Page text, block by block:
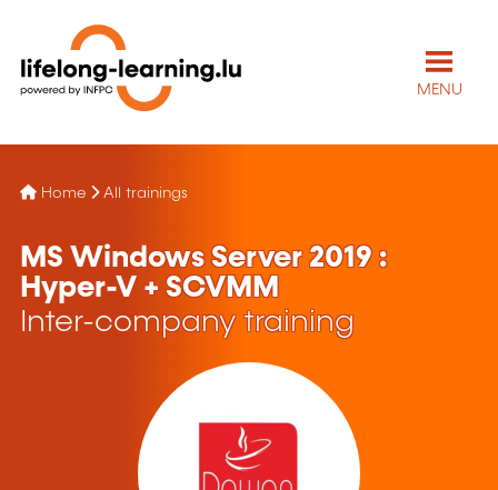
MENU
Home All trainings
MS Windows Server 2019 :
Hyper-V + SCVMM
Inter-company training